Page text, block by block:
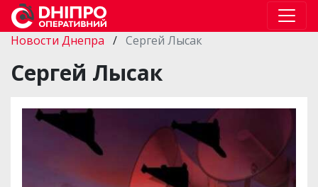
Новости Днепра / Сергей Лысак
Сергей Лысак